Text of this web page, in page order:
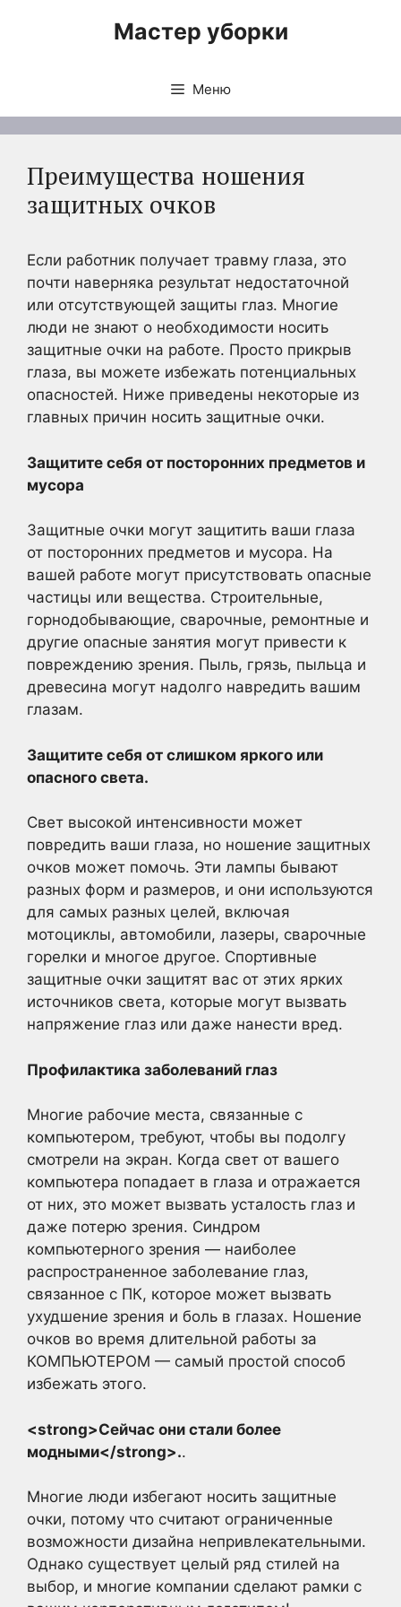
Мастер уборки
Меню
Преимущества ношения
защитных очков
Если работник получает травму глаза, это
почти наверняка результат недостаточной
или отсутствующей защиты глаз. Многие
люди не знают о необходимости носить
защитные очки на работе. Просто прикрыв
глаза, вы можете избежать потенциальных
опасностей. Ниже приведены некоторые из
главных причин носить защитные очки.
Защитите себя от посторонних предметов и
мусора
Защитные очки могут защитить ваши глаза
от посторонних предметов и мусора. На
вашей работе могут присутствовать опасные
частицы или вещества. Строительные,
горнодобывающие, сварочные, ремонтные и
другие опасные занятия могут привести к
повреждению зрения. Пыль, грязь, пыльца и
древесина могут надолго навредить вашим
глазам.
Защитите себя от слишком яркого или
опасного света.
Свет высокой интенсивности может
повредить ваши глаза, но ношение защитных
очков может помочь. Эти лампы бывают
разных форм и размеров, и они используются
для самых разных целей, включая
мотоциклы, автомобили, лазеры, сварочные
горелки и многое другое. Спортивные
защитные очки защитят вас от этих ярких
источников света, которые могут вызвать
напряжение глаз или даже нанести вред.
Профилактика заболеваний глаз
Многие рабочие места, связанные с
компьютером, требуют, чтобы вы подолгу
смотрели на экран. Когда свет от вашего
компьютера попадает в глаза и отражается
от них, это может вызвать усталость глаз и
даже потерю зрения. Синдром
компьютерного зрения — наиболее
распространенное заболевание глаз,
связанное с ПК, которое может вызвать
ухудшение зрения и боль в глазах. Ношение
очков во время длительной работы за
КОМПЬЮТЕРОМ — самый простой способ
избежать этого.
<strong>Сейчас они стали более
модными</strong>..
Многие люди избегают носить защитные
очки, потому что считают ограниченные
возможности дизайна непривлекательными.
Однако существует целый ряд стилей на
выбор, и многие компании сделают рамки с